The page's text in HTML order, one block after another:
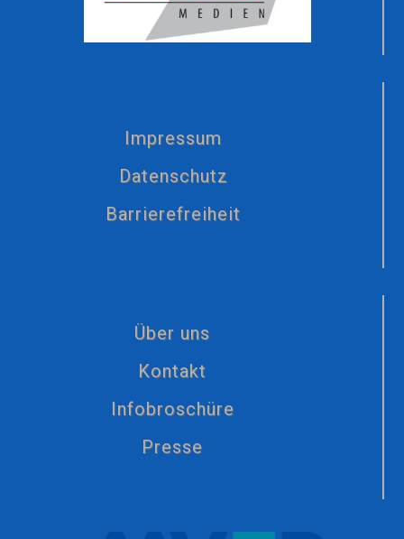
Impressum
Datenschutz
Barrierefreiheit
Über uns
Kontakt
Infobroschüre
Presse